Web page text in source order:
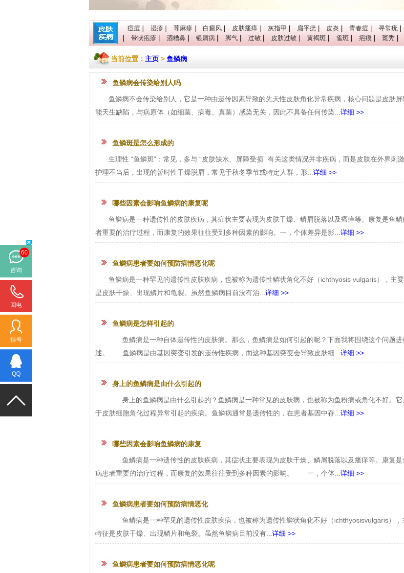
痘痘 湿疹 荨麻疹 白癜风 皮肤瘙痒 灰指甲 扁平疣 皮炎 青春痘 寻常疣
带状疱疹 酒糟鼻 银屑病 脚气 过敏 皮肤过敏 黄褐斑 雀斑 疤痕 斑秃
当前位置： 主页 > 鱼鳞病
鱼鳞病会传染给别人吗
鱼鳞病不会传染给别人，它是一种由遗传因素导致的先天性皮肤角化异常疾病，核心问题是皮肤屏
能天生缺陷，与病原体（如细菌、病毒、真菌）感染无关，因此不具备任何传染... 详细 >>
鱼鳞斑是怎么形成的
生理性 “鱼鳞斑”：常见，多与 “皮肤缺水、屏障受损” 有关这类情况并非疾病，而是皮肤在外界刺
护理不当后，出现的暂时性干燥脱屑，常见于秋冬季节或特定人群，形... 详细 >>
哪些因素会影响鱼鳞病的康复呢
鱼鳞病是一种遗传性的皮肤疾病，其症状主要表现为皮肤干燥、鳞屑脱落以及瘙痒等。康复是鱼鳞
者重要的治疗过程，而康复的效果往往受到多种因素的影响。一，个体差异是影... 详细 >>
鱼鳞病患者要如何预防病情恶化呢
鱼鳞病是一种罕见的遗传性皮肤疾病，也被称为遗传性鳞状角化不好（ichthyosis vulgaris），主
是皮肤干燥、出现鳞片和龟裂。虽然鱼鳞病目前没有治... 详细 >>
鱼鳞病是怎样引起的
鱼鳞病是一种自体遗传性的皮肤病。那么，鱼鳞病是如何引起的呢？下面我将围绕这个问题进
述。 鱼鳞病是由基因突变引发的遗传性疾病，而这种基因突变会导致皮肤细... 详细 >>
身上的鱼鳞病是由什么引起的
身上的鱼鳞病是由什么引起的？鱼鳞病是一种常见的皮肤病，也被称为鱼粉病或角化不好。它
于皮肤细胞角化过程异常引起的疾病。鱼鳞病通常是遗传性的，在患者基因中存... 详细 >>
哪些因素会影响鱼鳞病的康复
鱼鳞病是一种遗传性的皮肤疾病，其症状主要表现为皮肤干燥、鳞屑脱落以及瘙痒等。康复是
病患者重要的治疗过程，而康复的效果往往受到多种因素的影响。 一，个体... 详细 >>
鱼鳞病患者要如何预防病情恶化
鱼鳞病是一种罕见的遗传性皮肤疾病，也被称为遗传性鳞状角化不好（ichthyosisvulgaris），
特征是皮肤干燥、出现鳞片和龟裂。虽然鱼鳞病目前没有... 详细 >>
鱼鳞病患者要如何预防病情恶化呢
60
咨询
回电
挂号
QQ